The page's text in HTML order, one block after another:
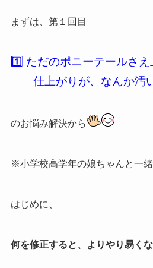
まずは、第１回目
1️⃣ ただのポニーテールさ
仕上がりが、なんか汚
のお悩み解決から
※小学校高学年の娘ちゃんと一
はじめに、
何を修正すると、よりやり易く